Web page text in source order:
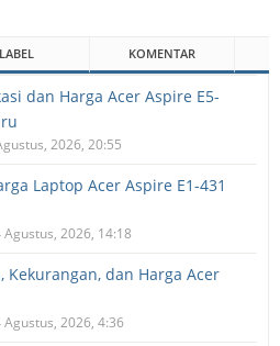
LABEL KOMENTAR
dan Harga Acer Aspire E5-
2026, 20:55
Laptop Acer Aspire E1-431
2026, 14:18
Kekurangan, dan Harga Acer
2026, 4:36